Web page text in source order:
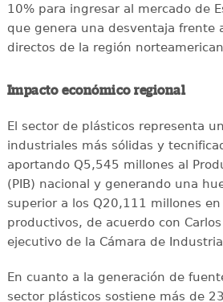
10% para ingresar al mercado de
que genera una desventaja frente
directos de la región
Impacto económico regional
El sector de plásticos representa
industriales más sólidas y
aportando Q5,545 millones al
(PIB) nacional y generando una
superior a los Q20,111 millones
productivos, de acuerdo con
ejecutivo de la Cámara de
En cuanto a la generación de
sector plásticos sostiene más de